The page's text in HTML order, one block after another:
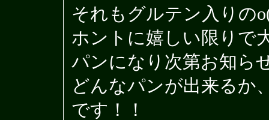
それもグルテン入りの
ホントに嬉しい限りで
パンになり次第お知ら
どんなパンが出来るか
です！！